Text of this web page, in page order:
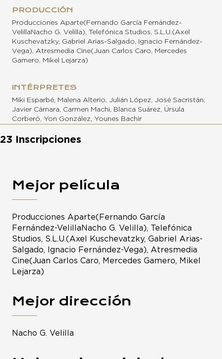
PRODUCCIÓN
Producciones Aparte(Fernando García Fernández-
VelillaNacho G. Velilla), Telefónica Studios, S.L.U.(Axel
Kuschevatzky, Gabriel Arias-Salgado, Ignacio Fernández-
Vega), Atresmedia Cine(Juan Carlos Caro, Mercedes
Gamero, Mikel Lejarza)
INTÉRPRETES
Miki Esparbé, Malena Alterio, Julián López, José Sacristán,
Javier Cámara, Carmen Machi, Blanca Suárez, Úrsula
Corberó, Yon González, Younes Bachir
23 Inscripciones
Mejor película
Producciones Aparte(Fernando García
Fernández-VelillaNacho G. Velilla), Telefónica
Studios, S.L.U.(Axel Kuschevatzky, Gabriel Arias-
Salgado, Ignacio Fernández-Vega), Atresmedia
Cine(Juan Carlos Caro, Mercedes Gamero, Mikel
Lejarza)
Mejor dirección
Nacho G. Velilla